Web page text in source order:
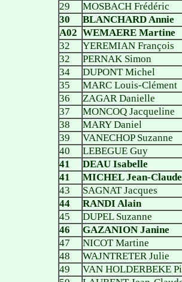
29
MOSBACH Frédéric
30
BLANCHARD Annie
A02 WEMAERE Martine
32
YEREMIAN François
32
PERNAK Simon
34
DUPONT Michel
35
MARC Louis-Clément
36
ZAGAR Danielle
37
MONCOQ Jacqueline
38
MARY Daniel
39
VANECHOP Suzanne
40
LEBEGUE Guy
41
DEAU Isabelle
41
MICHEL Jean-Claude
43
SAGNAT Jacques
44
RANDI Alain
45
DUPEL Suzanne
46
GAZANION Janine
47
NICOT Martine
48
WAJNTRETER Julie
49
VAN HOLDERBEKE